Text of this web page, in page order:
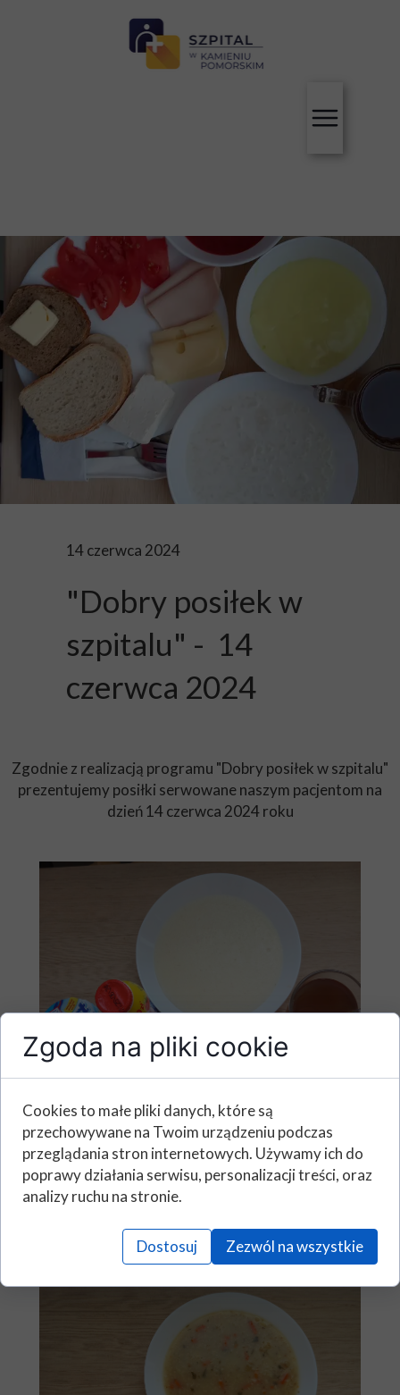
14 czerwca 2024
"Dobry posiłek w
szpitalu" - 14
czerwca 2024
Zgodnie z realizacją programu "Dobry posiłek w szpitalu"
prezentujemy posiłki serwowane naszym pacjentom na
dzień 14 czerwca 2024 roku
Zgoda na pliki cookie
Cookies to małe pliki danych, które są
przechowywane na Twoim urządzeniu podczas
przeglądania stron internetowych. Używamy ich do
poprawy działania serwisu, personalizacji treści, oraz
analizy ruchu na stronie.
Dostosuj Zezwól na wszystkie